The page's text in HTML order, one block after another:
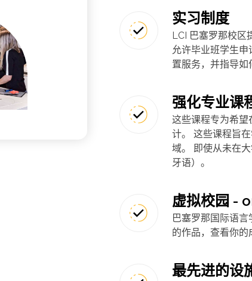
实习制度
LCI 巴塞罗那校区
允许毕业班学生
置服务，并指导如
强化专业课
这些课程专为希
计。 这些课程旨
域。 即使从未在
牙语）。
虚拟校园 -
巴塞罗那国际语
的作品，查看你的
最先进的设